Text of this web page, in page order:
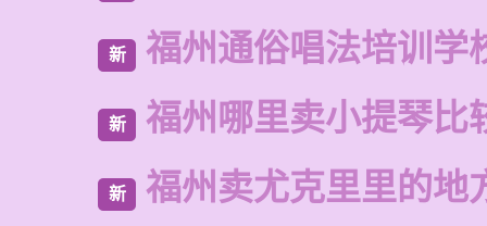
新 福州通俗唱法培训学
新 福州哪里卖小提琴比
新 福州卖尤克里里的地